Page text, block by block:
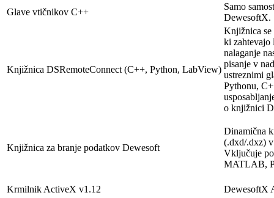
Glave vtičnikov C++
Samo
DewesoftX.
Knjižnica DSRemoteConnect (C++, Python, LabView)
Knjižnica se
ki zahtevajo
nalaganje
pisanje v
ustreznimi
Pythonu,
o knjižnici
Knjižnica za branje podatkov Dewesoft
Dinamična
(.dxd/.dxz)
Vključuje
MATLAB,
Krmilnik ActiveX v1.12
DewesoftX